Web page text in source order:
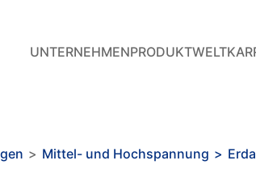
UNTERNEHMENPRODUKTWELT
> Mittel- und Hochspannung >